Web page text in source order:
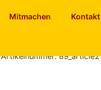
Mitmachen Kontakt
Artikelnummer:89_article2